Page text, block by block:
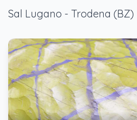
Sal Lugano - Trodena (BZ)